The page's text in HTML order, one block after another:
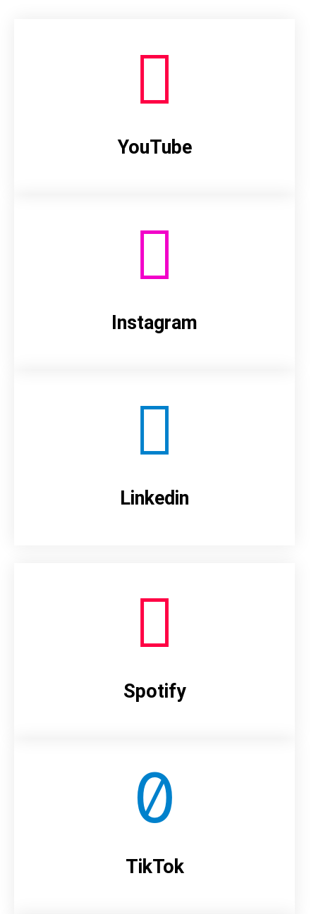
YouTube
Instagram
Linkedin
Spotify
TikTok